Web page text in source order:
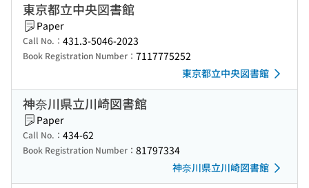
東京都立中央図書館
Paper
Call No.： 431.3-5046-2023
Book Registration Number： 7117775252
東京都立中央図書館
神奈川県立川崎図書館
Paper
Call No.： 434-62
Book Registration Number： 81797334
神奈川県立川崎図書館